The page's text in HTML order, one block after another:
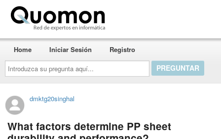
Introduzca
su
pregunta
aquí...
Home Iniciar Sesión Registro
dmktg20singhal
What factors determine PP sheet